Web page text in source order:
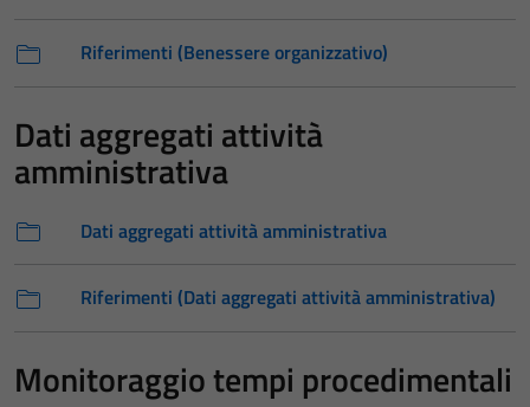
Riferimenti (Benessere organizzativo)
Dati aggregati attività
amministrativa
Dati aggregati attività amministrativa
Riferimenti (Dati aggregati attività amministrativa)
Monitoraggio tempi procedimentali